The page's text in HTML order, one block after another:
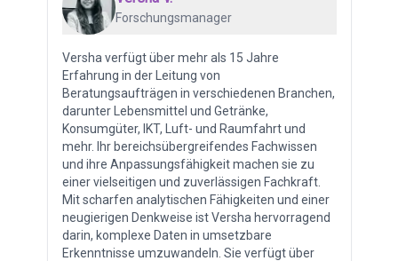
Forschungsmanager
Versha verfügt über mehr als 15 Jahre
Erfahrung in der Leitung von
Beratungsaufträgen in verschiedenen Branchen,
darunter Lebensmittel und Getränke,
Konsumgüter, IKT, Luft- und Raumfahrt und
mehr. Ihr bereichsübergreifendes Fachwissen
und ihre Anpassungsfähigkeit machen sie zu
einer vielseitigen und zuverlässigen Fachkraft.
Mit scharfen analytischen Fähigkeiten und einer
neugierigen Denkweise ist Versha hervorragend
darin, komplexe Daten in umsetzbare
Erkenntnisse umzuwandeln. Sie verfügt über